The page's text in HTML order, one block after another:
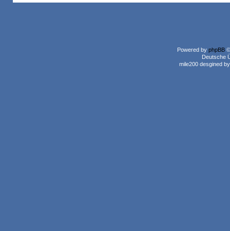
Powered by phpBB
Deutsche
mile200 desgined